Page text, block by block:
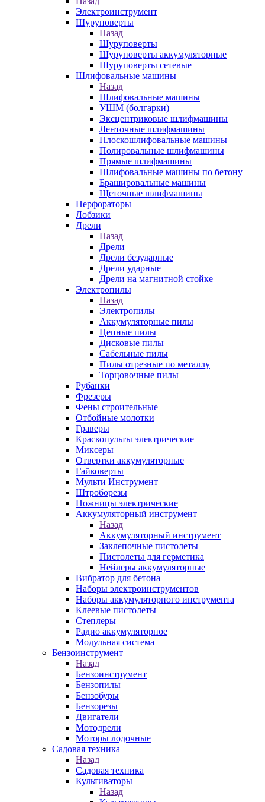
Электроинструмент
Шуруповерты
Назад
Шуруповерты
Шуруповерты аккумуляторные
Шуруповерты сетевые
Шлифовальные машины
Назад
Шлифовальные машины
УШМ (болгарки)
Эксцентриковые шлифмашины
Ленточные шлифмашины
Плоскошлифовальные машины
Полировальные шлифмашины
Прямые шлифмашины
Шлифовальные машины по бетону
Брашировальные машины
Щеточные шлифмашины
Перфораторы
Лобзики
Дрели
Назад
Дрели
Дрели безударные
Дрели ударные
Дрели на магнитной стойке
Электропилы
Назад
Электропилы
Аккумуляторные пилы
Цепные пилы
Дисковые пилы
Сабельные пилы
Пилы отрезные по металлу
Торцовочные пилы
Рубанки
Фрезеры
Фены строительные
Отбойные молотки
Граверы
Краскопульты электрические
Миксеры
Отвертки аккумуляторные
Гайковерты
Мульти Инструмент
Штроборезы
Ножницы электрические
Аккумуляторный инструмент
Назад
Аккумуляторный инструмент
Заклепочные пистолеты
Пистолеты для герметика
Нейлеры аккумуляторные
Вибратор для бетона
Наборы электроинструментов
Наборы аккумуляторного инструмента
Клеевые пистолеты
Степлеры
Радио аккумуляторное
Модульная система
Бензоинструмент
Назад
Бензоинструмент
Бензопилы
Бензобуры
Бензорезы
Двигатели
Мотодрели
Моторы лодочные
Садовая техника
Назад
Садовая техника
Культиваторы
Назад